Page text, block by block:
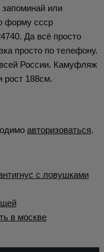
запоминай или
форму ссср
Да всё просто
просто по телефону.
России. Камуфляж
рост 188см.
авторизоваться.
с ловушками
в москве